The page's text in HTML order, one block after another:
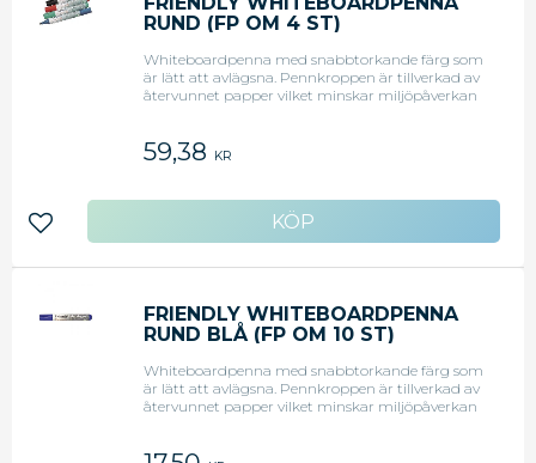
RUND (FP OM 4 ST)
Whiteboardpenna med snabbtorkande färg som
är lätt att avlägsna. Pennkroppen är tillverkad av
återvunnet papper vilket minskar miljöpåverkan
59,38 KR
Lägg till i favoriter
FRIENDLY WHITEBOARDPENNA
RUND BLÅ (FP OM 10 ST)
Whiteboardpenna med snabbtorkande färg som
är lätt att avlägsna. Pennkroppen är tillverkad av
återvunnet papper vilket minskar miljöpåverkan